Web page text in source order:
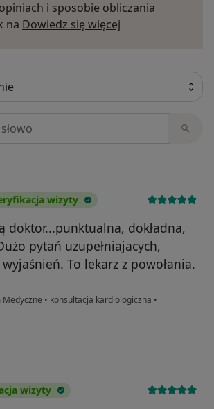
i sposobie obliczania
na Dowiedz się więcej
wizyty
doktor...punktualna, dokładna,
pytań uzupełniajacych,
To lekarz z powołania.
• konsultacja kardiologiczna •
wizyty